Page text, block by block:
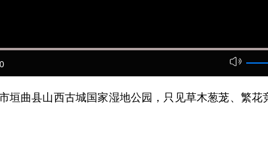
曲县山西古城国家湿地公园，只见草木葱茏、繁花